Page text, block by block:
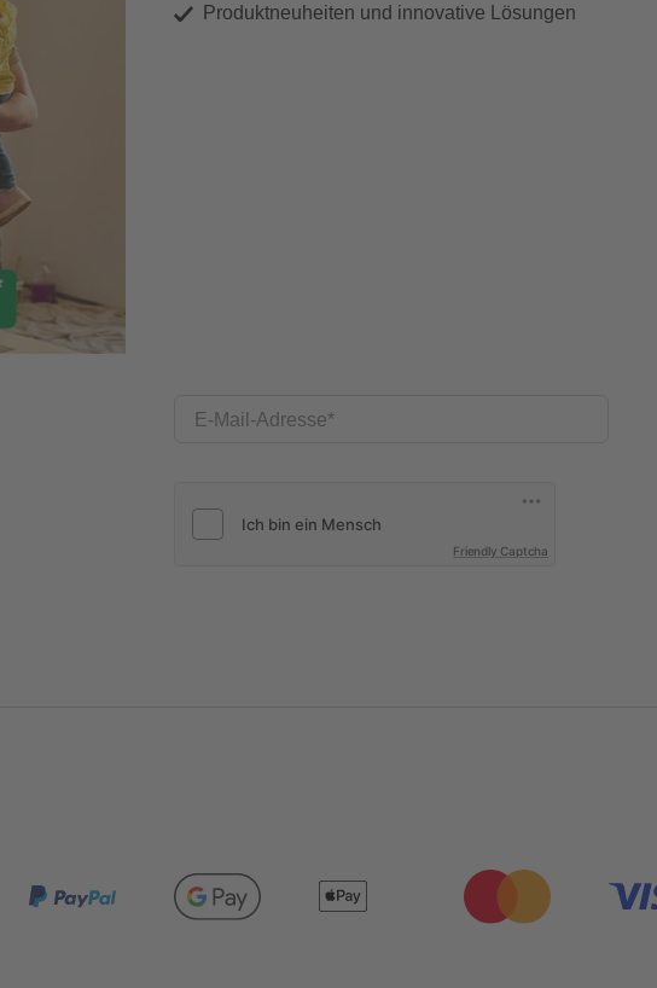
Produktneuheiten und innovative Lösungen
E-Mail-Adresse
Friendly Captcha